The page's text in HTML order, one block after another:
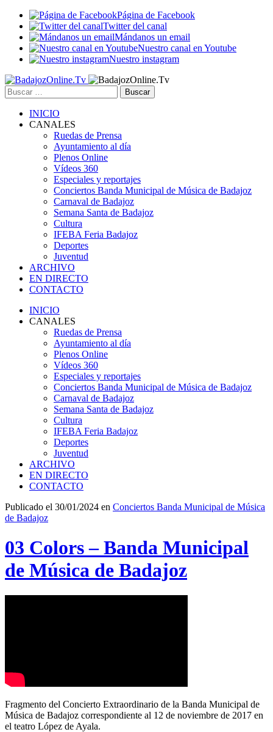
Página de Facebook
Twitter del canal
Mándanos un email
Nuestro canal en Youtube
Nuestro instagram
Buscar:
INICIO
CANALES
Ruedas de Prensa
Ayuntamiento al día
Plenos Online
Vídeos 360
Especiales y reportajes
Conciertos Banda Municipal de Música de Badajoz
Carnaval de Badajoz
Semana Santa de Badajoz
Cultura
IFEBA Feria Badajoz
Deportes
Juventud
ARCHIVO
EN DIRECTO
CONTACTO
INICIO
CANALES
Ruedas de Prensa
Ayuntamiento al día
Plenos Online
Vídeos 360
Especiales y reportajes
Conciertos Banda Municipal de Música de Badajoz
Carnaval de Badajoz
Semana Santa de Badajoz
Cultura
IFEBA Feria Badajoz
Deportes
Juventud
ARCHIVO
EN DIRECTO
CONTACTO
Publicado el 30/01/2024 en Conciertos Banda Municipal de Música
de Badajoz
03 Colors – Banda Municipal
de Música de Badajoz
Fragmento del Concierto Extraordinario de la Banda Municipal de
Música de Badajoz correspondiente al 12 de noviembre de 2017 en
el teatro López de Ayala.